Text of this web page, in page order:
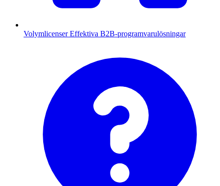
Volymlicenser Effektiva B2B-programvarulösningar